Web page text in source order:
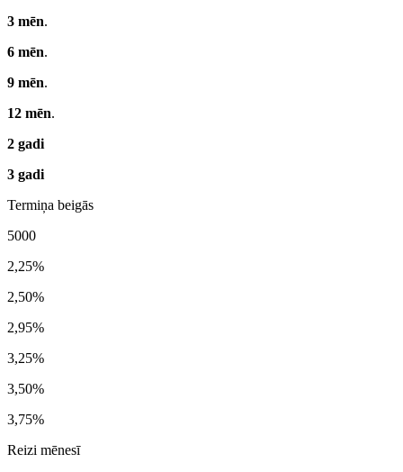
3 mēn.
6 mēn.
9 mēn.
12 mēn.
2 gadi
3 gadi
Termiņa beigās
5000
2,25%
2,50%
2,95%
3,25%
3,50%
3,75%
Reizi mēnesī